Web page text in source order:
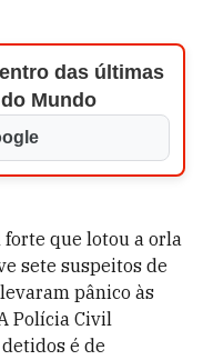
das últimas
Mundo
que lotou a orla
sete suspeitos de
pânico às
Polícia Civil
é de